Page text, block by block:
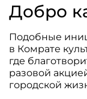
Добро
Подобные
в Комрате
где
разовой
городской